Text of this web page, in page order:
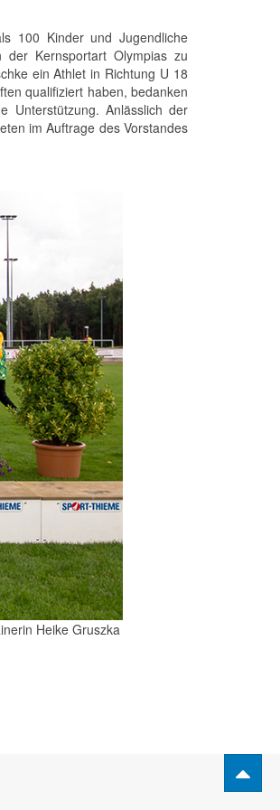
100 Kinder und Jugendliche
Kernsportart Olympias zu
ein Athlet in Richtung U 18
qualifiziert haben, bedanken
Unterstützung. Anlässlich der
im Auftrage des Vorstandes
Heike Gruszka